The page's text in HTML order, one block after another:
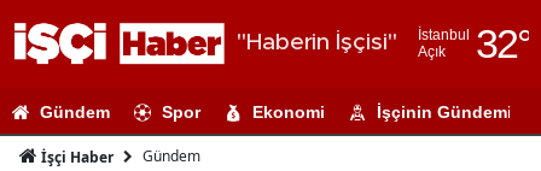
"Haberin İşçisi"
İstanbul
Açık
32°
Adıyaman
Gündem Spor Ekonomi İşçinin Gündemi
İşçi Haber Gündem